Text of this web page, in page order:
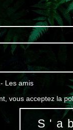
Les amis
vous acceptez la